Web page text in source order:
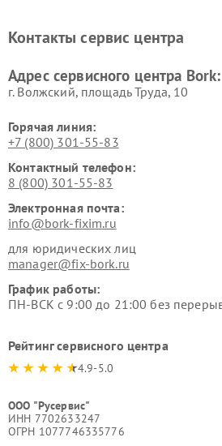
воздуха Bork
Bork
Bork
Контакты сервис центра
Адрес сервисного центра Bork:
г. Волжский, площадь Труда, 10
Горячая линия:
+7 (800) 301-55-83
Контактный телефон:
8 (800) 301-55-83
Электронная почта:
info@bork-fixim.ru
для юридических лиц
manager@fix-bork.ru
График работы:
ПН-ВСК с 9:00 до 21:00 без
Рейтинг сервисного центра
4.9-5.0
ООО "Русервис"
ИНН 7702633247
ОГРН 1077746335776